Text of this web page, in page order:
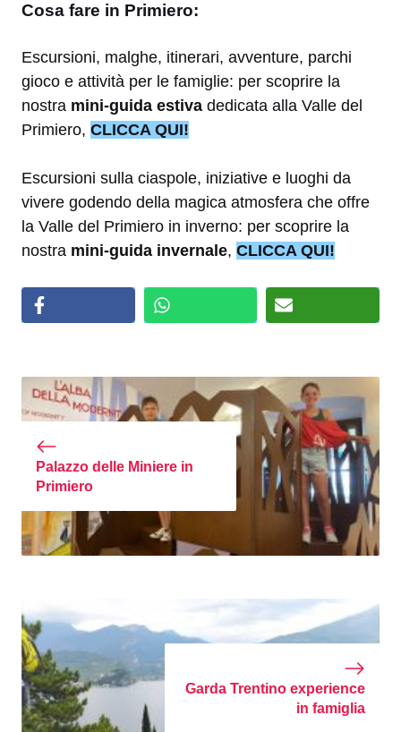
Cosa fare in Primiero:
Escursioni, malghe, itinerari, avventure, parchi
gioco e attività per le famiglie: per scoprire la
nostra mini-guida estiva dedicata alla Valle del
Primiero, CLICCA QUI!
Escursioni sulla ciaspole, iniziative e luoghi da
vivere godendo della magica atmosfera che offre
la Valle del Primiero in inverno: per scoprire la
nostra mini-guida invernale, CLICCA QUI!
Palazzo delle Miniere in
Primiero
Garda Trentino experience
in famiglia